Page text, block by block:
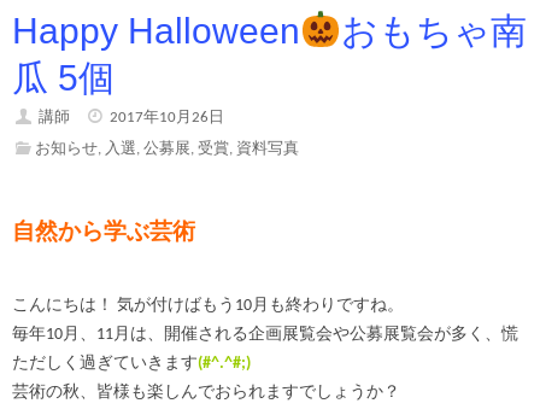
ム
Happy Halloween
おもちゃ南
瓜 5個
講師
2017年10月26日
お知らせ, 入選, 公募展, 受賞, 資料写真
自然から学ぶ芸術
こんにちは！ 気が付けばもう10月も終わりですね。
毎年10月、11月は、開催される企画展覧会や公募展覧会が多く、慌
ただしく過ぎていきます(#^.^#;)
芸術の秋、皆様も楽しんでおられますでしょうか？